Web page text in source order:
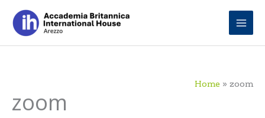
content
Home zoom
zoom